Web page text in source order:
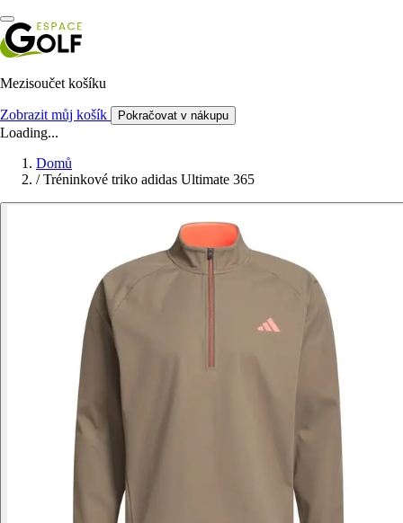
Mezisoučet košíku
Zobrazit můj košík Pokračovat v nákupu
Loading...
Domů
/ Tréninkové triko adidas Ultimate 365